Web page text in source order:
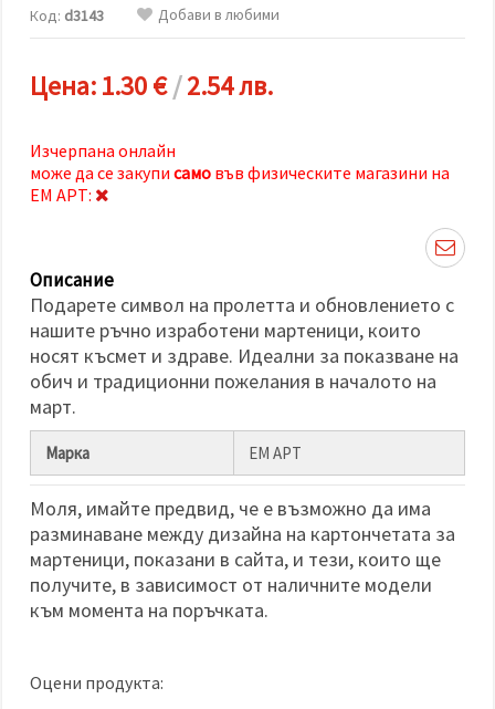
съгласиш
"бисквитки"
"Приеми
всички!"
или да
посочиш
избереш
дадения
"бисквитки"
и кликнеш
бутона
"Запази"
Приеми
всички
Настройки
на
бисквитките
Код: d3143 Добави в любими
Цена:1.30 €/2.54 лв.
Изчерпана онлайн
може да се закупи само във физическите магазини на
ЕМ АРТ:
Описание
Подарете символ на пролетта и обновлението с
нашите ръчно изработени мартеници, които
носят късмет и здраве. Идеални за показване на
обич и традиционни пожелания в началото на
март.
Марка ЕМ АРТ
Моля, имайте предвид, че е възможно да има
разминаване между дизайна на картончетата за
мартеници, показани в сайта, и тези, които ще
получите, в зависимост от наличните модели
към момента на поръчката.
Оцени продукта: